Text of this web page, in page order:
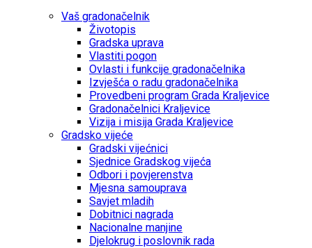
Vaš gradonačelnik
Životopis
Gradska uprava
Vlastiti pogon
Ovlasti i funkcije gradonačelnika
Izvješća o radu gradonačelnika
Provedbeni program Grada Kraljevice
Gradonačelnici Kraljevice
Vizija i misija Grada Kraljevice
Gradsko vijeće
Gradski vijećnici
Sjednice Gradskog vijeća
Odbori i povjerenstva
Mjesna samouprava
Savjet mladih
Dobitnici nagrada
Nacionalne manjine
Djelokrug i poslovnik rada